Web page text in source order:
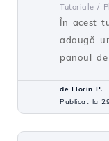
Tutoriale /
În acest
adaugă
panoul
de Florin P.
Publicat la